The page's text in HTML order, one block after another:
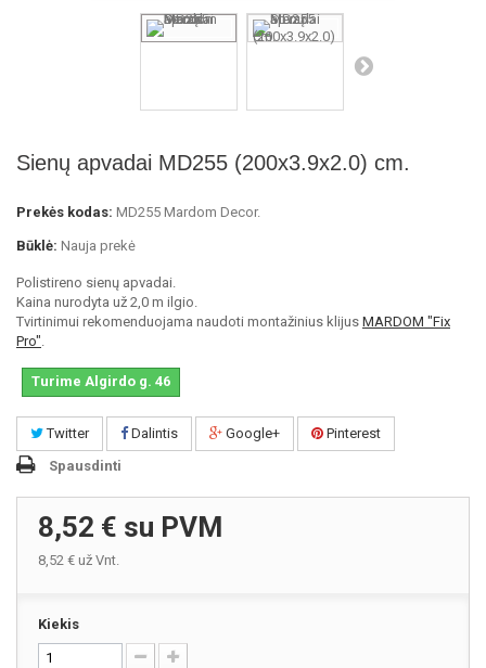
Sienų apvadai MD255 (200x3.9x2.0) cm.
Prekės kodas: MD255 Mardom Decor.
Būklė: Nauja prekė
Polistireno sienų apvadai.
Kaina nurodyta už 2,0 m ilgio.
Tvirtinimui rekomenduojama naudoti montažinius klijus MARDOM "Fix
Pro".
Turime Algirdo g. 46
Twitter Dalintis Google+
Pinterest
Spausdinti
8,52 € su PVM
8,52 € už Vnt.
Kiekis